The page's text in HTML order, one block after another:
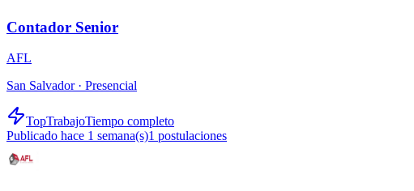
Contador Senior
AFL
San Salvador · Presencial
TopTrabajoTiempo completo
Publicado hace 1 semana(s)1 postulaciones